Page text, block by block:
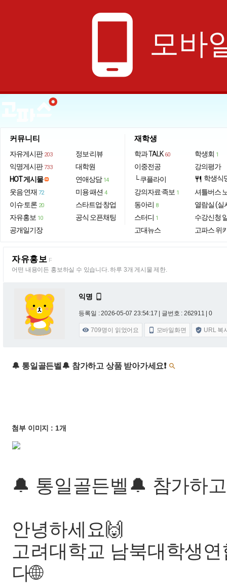
phone_android 모바
커뮤니티
자유게시판 203
익명게시판 733
HOT 게시물
웃음·연재 72
이슈·토론 20
자유홍보 10
공개일기장
정보·리뷰
대학원
연애상담 14
미용·패션 4
스타트업·창업
공식 오픈채팅
재학생
학과 TALK 60
이중전공
└ 쿠플라이
강의자료·족보 1
동아리 8
스터디 1
고대뉴스
학생회 1
강의평가
restaurant 학생식
셔틀버스
열람실 (실
수강신청
고파스 위
자유홍보 F
어떤 내용이든 홍보하실 수 있습니다. 하루 3개 게시물 제한.
익명 
등록일 : 2026-05-07 23:54:17 | 글번호 : 262911 | 0
 709명이 읽었어요  모바일화면  URL 복
🔔 통일골든벨🔔 참가하고 상품 받아가세요❗ 
첨부 이미지 : 1개
🔔 통일골든벨🔔 참가하
안녕하세요🙌
고려대학교 남북대학생
다🌐